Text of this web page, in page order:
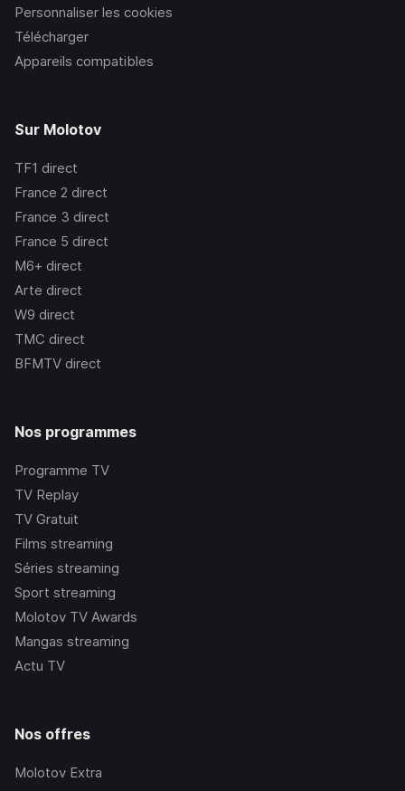
Personnaliser les cookies
Télécharger
Appareils compatibles
Sur Molotov
TF1 direct
France 2 direct
France 3 direct
France 5 direct
M6+ direct
Arte direct
W9 direct
TMC direct
BFMTV direct
Nos programmes
Programme TV
TV Replay
TV Gratuit
Films streaming
Séries streaming
Sport streaming
Molotov TV Awards
Mangas streaming
Actu TV
Nos offres
Molotov Extra